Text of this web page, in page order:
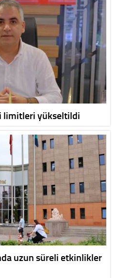
limitleri yükseltildi
uzun süreli etkinlikler